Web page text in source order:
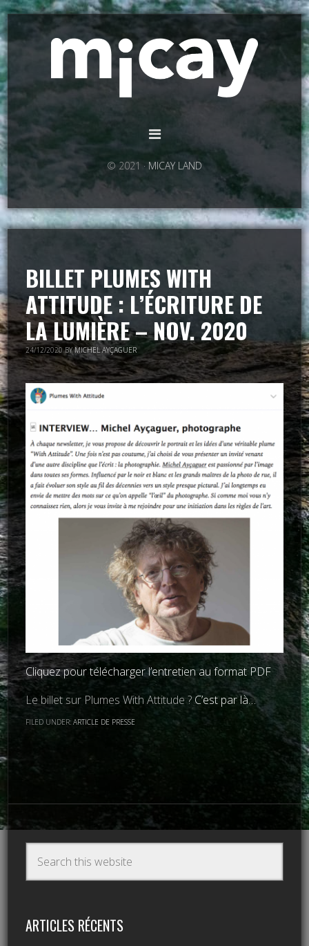
© 2021 · MICAY LAND
BILLET PLUMES WITH
ATTITUDE : L’ÉCRITURE DE
LA LUMIÈRE – NOV. 2020
24/12/2020BYMICHEL AYÇAGUER
Cliquez pour télécharger l’entretien au format PDF
Le billet sur Plumes With Attitude ?C’est par là…
FILED UNDER:ARTICLE DE PRESSE
ARTICLES RÉCENTS